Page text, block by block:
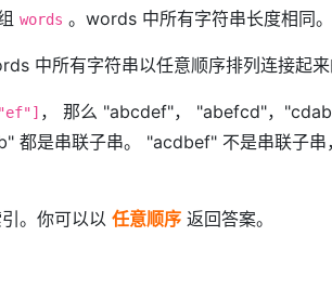
words 。words 中所有字符串长度相同。
中所有字符串以任意顺序排列连接起来
， 那么 "abcdef"， "abefcd"，
都是串联子串。 "acdbef" 不是串联子串
。你可以以 任意顺序 返回答案。